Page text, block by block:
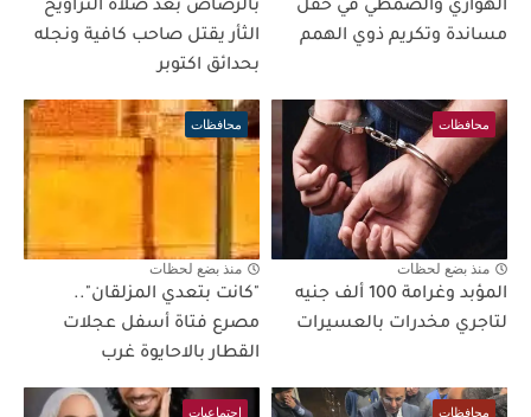
الهواري والصمطي في حفل
مساندة وتكريم ذوي الهمم
بالرصاص بعد صلاة التراويح
الثأر يقتل صاحب كافية ونجله
بحدائق اكتوبر
محافظات
منذ بضع لحظات
المؤبد وغرامة 100 ألف جنيه
لتاجري مخدرات بالعسيرات
محافظات
منذ بضع لحظات
"كانت بتعدي المزلقان"..
مصرع فتاة أسفل عجلات
القطار بالاحايوة غرب
محافظات اجتماعيات